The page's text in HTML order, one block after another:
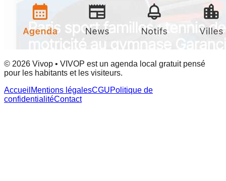
© 2026 Vivop • VIVOP est un agenda local gratuit pensé
pour les habitants et les visiteurs.
Accueil Mentions légalesCGUPolitique de
confidentialitéContact